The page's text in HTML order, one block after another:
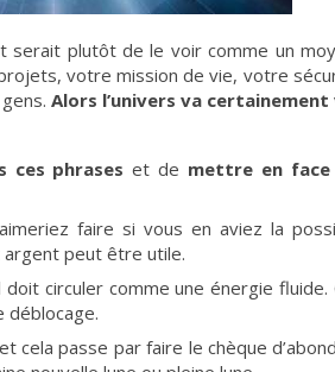
serait plutôt de le voir comme un
votre mission de vie, votre
Alors l’univers va
ces phrases et de mettre en face
faire si vous en aviez la
peut être utile.
circuler comme une énergie fluide.
déblocage.
cela passe par faire le chèque